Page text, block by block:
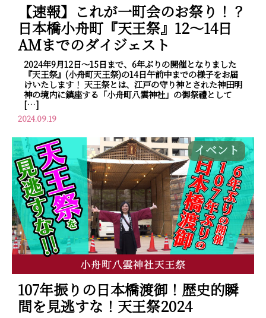
【速報】これが一町会のお祭り！？
日本橋小舟町『天王祭』12～14日
AMまでのダイジェスト
2024年9月12日～15日まで、6年ぶりの開催となりました
『天王祭』(小舟町天王祭)の14日午前中までの様子をお届
けいたします！ 天王祭とは、江戸の守り神とされた神田明
神の境内に鎮座する「小舟町八雲神社」の御祭禮として
[…]
2024.09.19
イベント
107年振りの日本橋渡御！歴史的瞬
間を見逃すな！天王祭2024